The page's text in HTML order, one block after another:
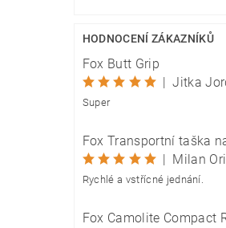
HODNOCENÍ ZÁKAZNÍKŮ
Fox Butt Grip
|
Super
| Milan
Rychlé a vstřícné jednání.
Fox Camolite Compact